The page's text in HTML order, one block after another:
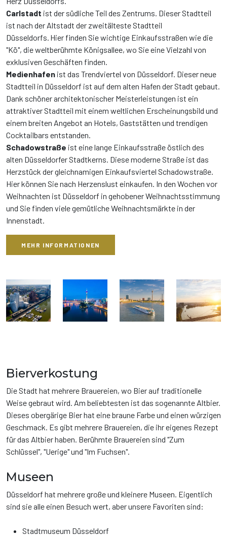
Carlstadt ist der südliche Teil des Zentrums. Dieser Stadtteil
ist nach der Altstadt der zweitälteste Stadtteil
Düsseldorfs. Hier finden Sie wichtige Einkaufsstraßen wie die
"Kö", die weltberühmte Königsallee, wo Sie eine Vielzahl von
exklusiven Geschäften finden.
Medienhafen ist das Trendviertel von Düsseldorf. Dieser neue
Stadtteil in Düsseldorf ist auf dem alten Hafen der Stadt gebaut.
Dank schöner architektonischer Meisterleistungen ist ein
attraktiver Stadtteil mit einem weltlichen Erscheinungsbild und
einem breiten Angebot an Hotels, Gaststätten und trendigen
Cocktailbars entstanden.
Schadowstraße ist eine lange Einkaufsstraße östlich des
alten Düsseldorfer Stadtkerns. Diese moderne Straße ist das
Herzstück der gleichnamigen Einkaufsviertel Schadowstraße.
Hier können Sie nach Herzenslust einkaufen. In den Wochen vor
Weihnachten ist Düsseldorf in gehobener Weihnachtsstimmung
und Sie finden viele gemütliche Weihnachtsmärkte in der
Innenstadt.
MEHR INFORMATIONEN
Bierverkostung
Die Stadt hat mehrere Brauereien, wo Bier auf traditionelle
Weise gebraut wird. Am beliebtesten ist das sogenannte Altbier.
Dieses obergärige Bier hat eine braune Farbe und einen würzigen
Geschmack. Es gibt mehrere Brauereien, die ihr eigenes Rezept
für das Altbier haben. Berühmte Brauereien sind "Zum
Schlüssel", "Uerige" und "Im Fuchsen".
Museen
Düsseldorf hat mehrere große und kleinere Museen. Eigentlich
sind sie alle einen Besuch wert, aber unsere Favoriten sind:
Stadtmuseum Düsseldorf